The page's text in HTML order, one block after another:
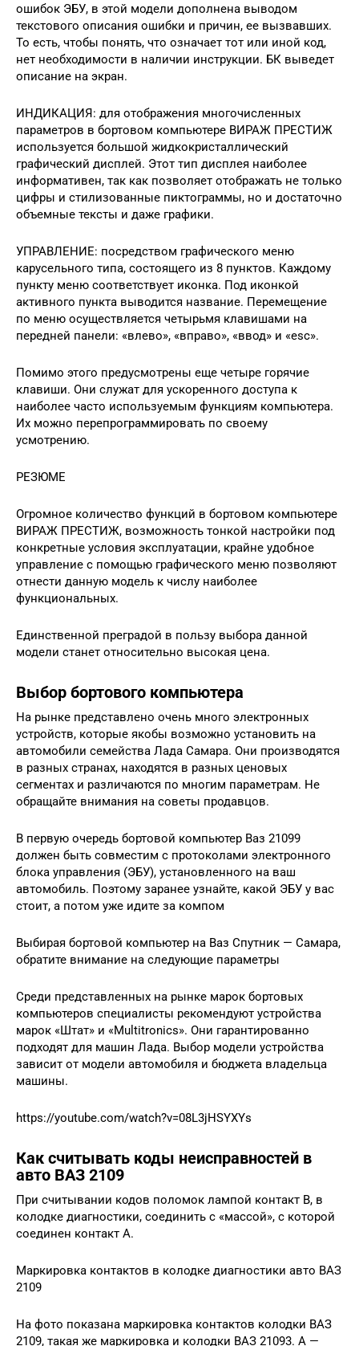
ошибок ЭБУ, в этой модели дополнена выводом
текстового описания ошибки и причин, ее вызвавших.
То есть, чтобы понять, что означает тот или иной код,
нет необходимости в наличии инструкции. БК выведет
описание на экран.
ИНДИКАЦИЯ: для отображения многочисленных
параметров в бортовом компьютере ВИРАЖ ПРЕСТИЖ
используется большой жидкокристаллический
графический дисплей. Этот тип дисплея наиболее
информативен, так как позволяет отображать не только
цифры и стилизованные пиктограммы, но и достаточно
объемные тексты и даже графики.
УПРАВЛЕНИЕ: посредством графического меню
карусельного типа, состоящего из 8 пунктов. Каждому
пункту меню соответствует иконка. Под иконкой
активного пункта выводится название. Перемещение
по меню осуществляется четырьмя клавишами на
передней панели: «влево», «вправо», «ввод» и «esc».
Помимо этого предусмотрены еще четыре горячие
клавиши. Они служат для ускоренного доступа к
наиболее часто используемым функциям компьютера.
Их можно перепрограммировать по своему
усмотрению.
РЕЗЮМЕ
Огромное количество функций в бортовом компьютере
ВИРАЖ ПРЕСТИЖ, возможность тонкой настройки под
конкретные условия эксплуатации, крайне удобное
управление с помощью графического меню позволяют
отнести данную модель к числу наиболее
функциональных.
Единственной преградой в пользу выбора данной
модели станет относительно высокая цена.
Выбор бортового компьютера
На рынке представлено очень много электронных
устройств, которые якобы возможно установить на
автомобили семейства Лада Самара. Они производятся
в разных странах, находятся в разных ценовых
сегментах и различаются по многим параметрам. Не
обращайте внимания на советы продавцов.
В первую очередь бортовой компьютер Ваз 21099
должен быть совместим с протоколами электронного
блока управления (ЭБУ), установленного на ваш
автомобиль. Поэтому заранее узнайте, какой ЭБУ у вас
стоит, а потом уже идите за компом
Выбирая бортовой компьютер на Ваз Спутник — Самара,
обратите внимание на следующие параметры
Среди представленных на рынке марок бортовых
компьютеров специалисты рекомендуют устройства
марок «Штат» и «Multitronics». Они гарантированно
подходят для машин Лада. Выбор модели устройства
зависит от модели автомобиля и бюджета владельца
машины.
https://youtube.com/watch?v=08L3jHSYXYs
Как считывать коды неисправностей в
авто ВАЗ 2109
При считывании кодов поломок лампой контакт В, в
колодке диагностики, соединить с «массой», с которой
соединен контакт А.
Маркировка контактов в колодке диагностики авто ВАЗ
2109
На фото показана маркировка контактов колодки ВАЗ
2109, такая же маркировка и колодки ВАЗ 21093. А —